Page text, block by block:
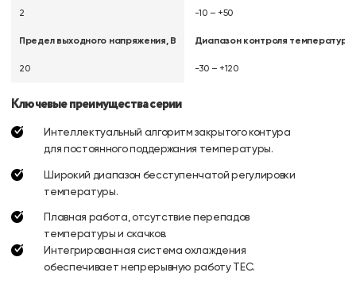
2
Предел выходного напряжения, В
20
-10 – +50
Диапазон контроля температуры,
-30 – +120
Ключевые преимущества серии
Интеллектуальный алгоритм закрытого контура
для постоянного поддержания температуры.
Широкий диапазон бесступенчатой регулировки
температуры.
Плавная работа, отсутствие перепадов
температуры и скачков.
Интегрированная система охлаждения
обеспечивает непрерывную работу TEC.